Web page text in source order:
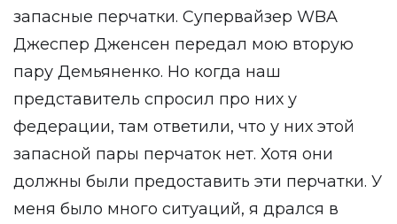
запасные перчатки. Супервайзер WBA
Джеспер Дженсен передал мою вторую
пару Демьяненко. Но когда наш
представитель спросил про них у
федерации, там ответили, что у них этой
запасной пары перчаток нет. Хотя они
должны были предоставить эти перчатки. У
меня было много ситуаций, я дрался в